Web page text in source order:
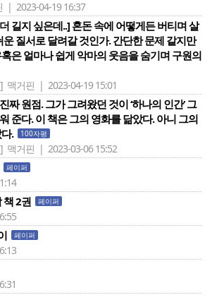
| 2023-04-19 16:37
길지 싶은데..] 혼돈 속에 어떻게든 버티며 살
질서로 달려갈 것인가. 간단한 문제 같지만
은 얼마나 쉽게 악마의 웃음을 숨기며 구원의
맥거핀 | 2023-04-19 15:01
짜 원점. 그가 그려왔던 것이 ‘하나의 인간‘ 그
준다. 이 책은 그의 영화를 닮았다. 아니 그의
.
100자평
맥거핀 | 2023-03-06 15:52
페이퍼
책 2권 페이퍼
페이퍼